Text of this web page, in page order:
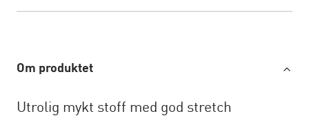
Om produktet
Utrolig mykt stoff med god stretch